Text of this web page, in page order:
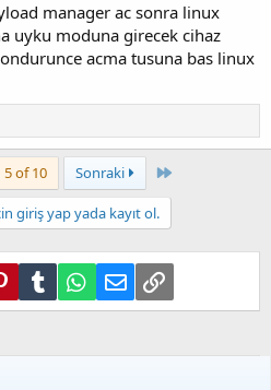
manager ac sonra linux
uyku moduna girecek cihaz
acma tusuna bas linux
5 of 10 Sonraki Son
giriş yap yada kayıt ol.
PinterestTumblr WhatsApp
E-postaLink